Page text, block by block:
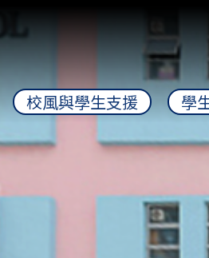
校風與學生支援 學